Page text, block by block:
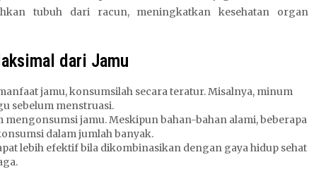
tubuh dari racun, meningkatkan kesehatan organ
dari Jamu
jamu, konsumsilah secara teratur. Misalnya, minum
sebelum menstruasi.
mengonsumsi jamu. Meskipun bahan-bahan alami, beberapa
dalam jumlah banyak.
lebih efektif bila dikombinasikan dengan gaya hidup sehat